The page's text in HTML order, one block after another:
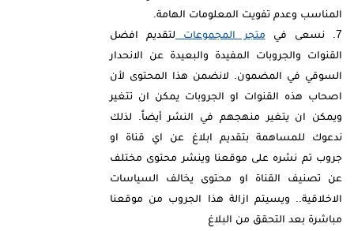
المناسب وعدم تفويت المعلومات الهامة.
نسعى في متجر المجموعات لتقديم افضل
القنوات والجروبات المفيدة والبعيدة عن الانحدار
السوقي في المضمون. لانضمن هذا المحتوى لأن
اصحاب هذه القنوات او الجروبات يمكن ان تتغير
ويمكن ان يتغير منهجهم في النشر أيضاً. لذلك
ندعوك للمساهمة بتقديم ابلاغ عن اي قناة او
جروب تم نشره على موقعنا وينشر محتوى مختلف
عن تصنيف القناة او محتوى يخالف السياسات
الاخلاقية.. ويسيتم ازالة هذا الجروب من موقعنا
مباشرة بعد التحقق من البلاغ